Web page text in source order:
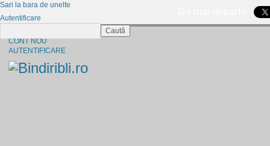
CONT NOU
AUTENTIFICARE
Sari la bara de unelte
Autentificare
Caută